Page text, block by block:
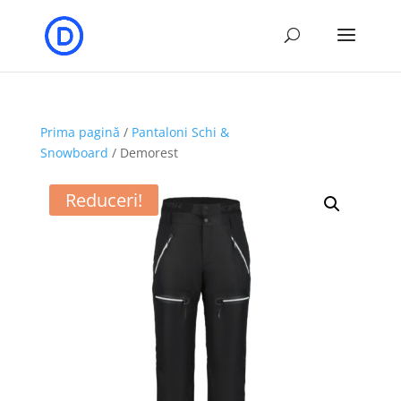
Prima pagină / Pantaloni Schi &
Snowboard / Demorest
Reduceri!